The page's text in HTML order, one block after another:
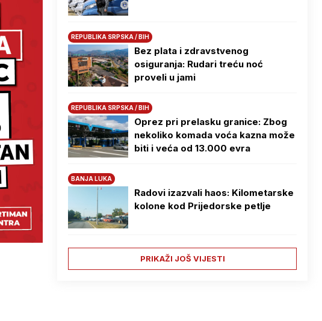
REPUBLIKA SRPSKA / BIH
Bez plata i zdravstvenog
osiguranja: Rudari treću noć
proveli u jami
REPUBLIKA SRPSKA / BIH
Oprez pri prelasku granice: Zbog
nekoliko komada voća kazna može
biti i veća od 13.000 evra
BANJA LUKA
Radovi izazvali haos: Kilometarske
kolone kod Prijedorske petlje
PRIKAŽI JOŠ VIJESTI